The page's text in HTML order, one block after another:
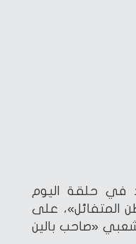
في حلقة اليوم
المتفائل»، على
«صاحب بالين